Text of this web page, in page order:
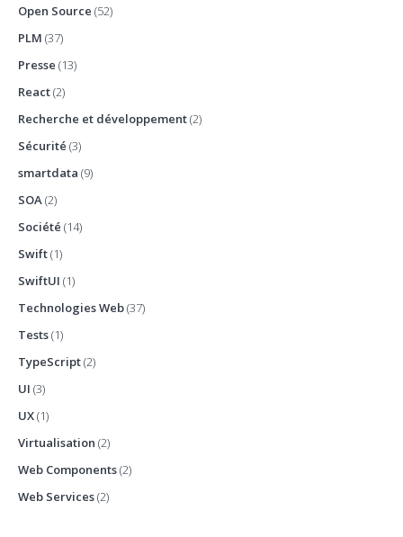
Open Source (52)
PLM (37)
Presse (13)
React(2)
Recherche et développement(2)
Sécurité (3)
smartdata (9)
SOA(2)
Société (14)
Swift(1)
SwiftUI (1)
Technologies Web(37)
Tests(1)
TypeScript(2)
UI (3)
UX(1)
Virtualisation (2)
Web Components(2)
Web Services(2)